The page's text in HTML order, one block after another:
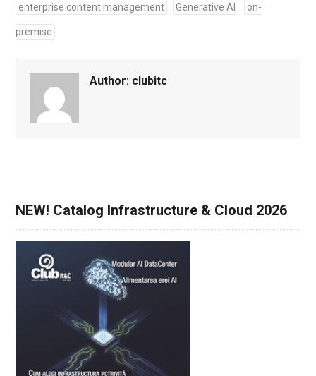
enterprise content management Generative AI on-
premise
Author: clubitc
NEW! Catalog Infrastructure & Cloud 2026